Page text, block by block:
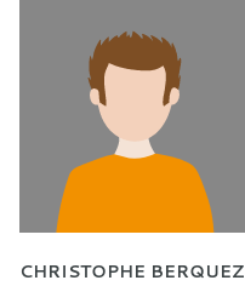
CHRISTOPHE BERQUEZ